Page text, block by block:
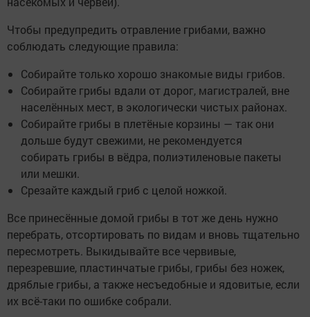
Чтобы предупредить отравление грибами, важно
соблюдать следующие правила:
Собирайте только хорошо знакомые виды грибов.
Собирайте грибы вдали от дорог, магистралей, вне
населённых мест, в экологически чистых районах.
Собирайте грибы в плетёные корзины — так они
дольше будут свежими, не рекомендуется
собирать грибы в вёдра, полиэтиленовые пакеты
или мешки.
Срезайте каждый гриб с целой ножкой.
Все принесённые домой грибы в тот же день нужно
перебрать, отсортировать по видам и вновь тщательно
пересмотреть. Выкидывайте все червивые,
перезревшие, пластинчатые грибы, грибы без ножек,
дряблые грибы, а также несъедобные и ядовитые, если
их всё-таки по ошибке собрали.